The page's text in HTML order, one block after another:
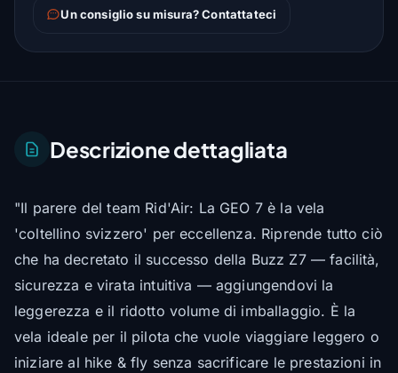
Un consiglio su misura? Contattateci
Descrizione dettagliata
"Il parere del team Rid'Air: La GEO 7 è la vela
'coltellino svizzero' per eccellenza. Riprende tutto ciò
che ha decretato il successo della Buzz Z7 — facilità,
sicurezza e virata intuitiva — aggiungendovi la
leggerezza e il ridotto volume di imballaggio. È la
vela ideale per il pilota che vuole viaggiare leggero o
iniziare al hike & fly senza sacrificare le prestazioni in